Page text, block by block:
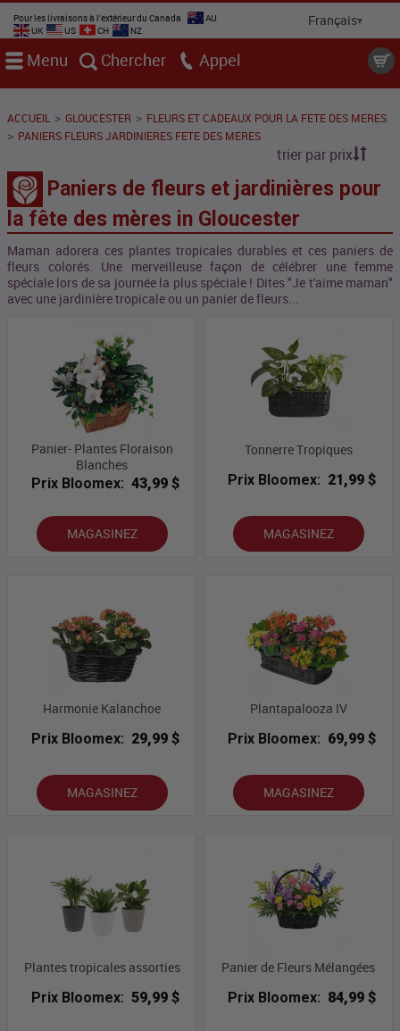
Pour les livraisons à l'extérieur du Canada
AU
UK
US CH NZ
Menu Chercher Appel
ACCUEIL > GLOUCESTER > FLEURS ET CADEAUX POUR LA FETE DES MERES
> PANIERS FLEURS JARDINIERES FETE DES MERES
trier par prix
Paniers de fleurs et jardinières pour
la fête des mères in Gloucester
Maman adorera ces plantes tropicales durables et ces paniers de
fleurs colorés. Une merveilleuse façon de célébrer une femme
spéciale lors de sa journée la plus spéciale ! Dites "Je t'aime maman"
avec une jardinière tropicale ou un panier de fleurs...
Panier- Plantes Floraison
Blanches
Prix Bloomex: 43,99 $
MAGASINEZ
Tonnerre Tropiques
Prix Bloomex: 21,99 $
MAGASINEZ
Harmonie Kalanchoe
Prix Bloomex: 29,99 $
MAGASINEZ
Plantapalooza IV
Prix Bloomex: 69,99 $
MAGASINEZ
Plantes tropicales assorties
Prix Bloomex: 59,99 $
Panier de Fleurs Mélangées
Prix Bloomex: 84,99 $